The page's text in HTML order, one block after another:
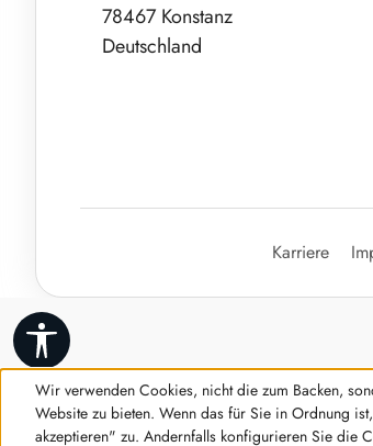
78467 Konstanz
Deutschland
Karriere
Werkzeugleiste anzeigen
Wir verwenden Cookies, nicht die zum Backen,
Website zu bieten. Wenn das für Sie in Ordnung
akzeptieren" zu. Andernfalls konfigurieren Sie die